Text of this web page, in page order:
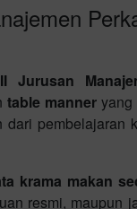
Jurusan
table manner yang
pembelajaran
krama makan
resmi, maupun